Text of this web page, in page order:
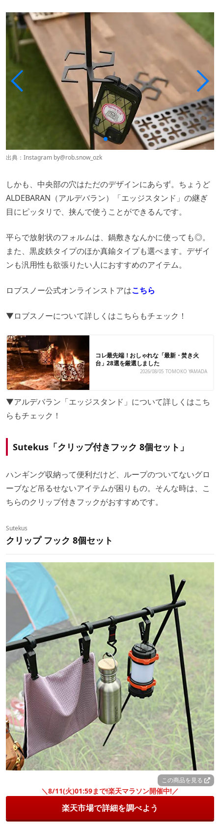
出典：Instagram by@rob.snow_ozk
しかも、中央部の穴はただのデザインにあらず。ちょうど
ALDEBARAN（アルデバラン）「エッジスタンド」の継ぎ
目にピッタリで、挟んで使うことができるんです。
平らで放射状のフォルムは、鍋敷きなんかに使っても◎。
また、黒皮鉄タイプのほか真鍮タイプも選べます。デザイ
ンも汎用性も欲張りたい人におすすめのアイテム。
ロブスノー公式オンラインストアはこちら
▼ロブスノーについて詳しくはこちらもチェック！
コレ最先端！おしゃれな「最新・焚き火
台」28選を厳選しました
2026/08/05 TOMOKO YAMADA
▼アルデバラン「エッジスタンド」について詳しくはこち
らもチェック！
Sutekus「クリップ付きフック 8個セット」
ハンギング収納って便利だけど、ループのついてないグロ
ーブなど吊るせないアイテムが困りもの。そんな時は、こ
ちらのクリップ付きフックがおすすめです。
Sutekus
クリップ フック 8個セット
この商品を見る
＼8/11(火)01:59まで!楽天マラソン開催中!／
楽天市場で詳細を調べよう